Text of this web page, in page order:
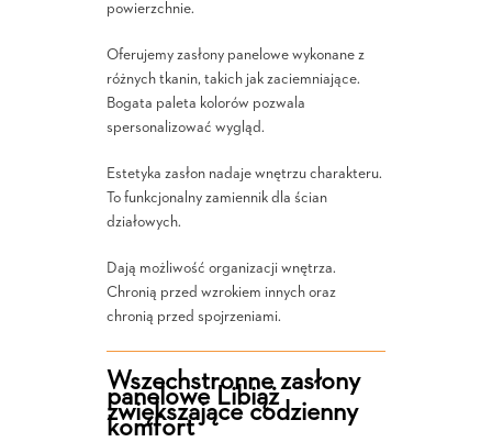
powierzchnie.
Oferujemy zasłony panelowe wykonane z
różnych tkanin, takich jak zaciemniające.
Bogata paleta kolorów pozwala
spersonalizować wygląd.
Estetyka zasłon nadaje wnętrzu charakteru.
To funkcjonalny zamiennik dla ścian
działowych.
Dają możliwość organizacji wnętrza.
Chronią przed wzrokiem innych oraz
chronią przed spojrzeniami.
Wszechstronne zasłony
panelowe Libiąż
zwiększające codzienny
komfort